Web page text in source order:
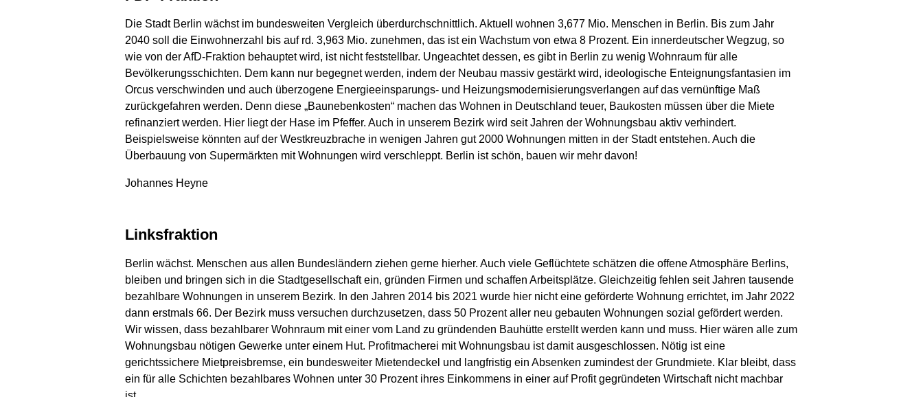
Die Stadt Berlin wächst im bundesweiten Vergleich überdurchschnittlich. Aktuell wohnen 3,677 Mio. Menschen in Berlin. Bis zum Jahr
2040 soll die Einwohnerzahl bis auf rd. 3,963 Mio. zunehmen, das ist ein Wachstum von etwa 8 Prozent. Ein innerdeutscher Wegzug, so
wie von der AfD-Fraktion behauptet wird, ist nicht feststellbar. Ungeachtet dessen, es gibt in Berlin zu wenig Wohnraum für alle
Bevölkerungsschichten. Dem kann nur begegnet werden, indem der Neubau massiv gestärkt wird, ideologische Enteignungsfantasien im
Orcus verschwinden und auch überzogene Energieeinsparungs- und Heizungsmodernisierungsverlangen auf das vernünftige Maß
zurückgefahren werden. Denn diese „Baunebenkosten“ machen das Wohnen in Deutschland teuer, Baukosten müssen über die Miete
refinanziert werden. Hier liegt der Hase im Pfeffer. Auch in unserem Bezirk wird seit Jahren der Wohnungsbau aktiv verhindert.
Beispielsweise könnten auf der Westkreuzbrache in wenigen Jahren gut 2000 Wohnungen mitten in der Stadt entstehen. Auch die
Überbauung von Supermärkten mit Wohnungen wird verschleppt. Berlin ist schön, bauen wir mehr davon!
Johannes Heyne
Linksfraktion
Berlin wächst. Menschen aus allen Bundesländern ziehen gerne hierher. Auch viele Geflüchtete schätzen die offene Atmosphäre Berlins,
bleiben und bringen sich in die Stadtgesellschaft ein, gründen Firmen und schaffen Arbeitsplätze. Gleichzeitig fehlen seit Jahren tausende
bezahlbare Wohnungen in unserem Bezirk. In den Jahren 2014 bis 2021 wurde hier nicht eine geförderte Wohnung errichtet, im Jahr 2022
dann erstmals 66. Der Bezirk muss versuchen durchzusetzen, dass 50 Prozent aller neu gebauten Wohnungen sozial gefördert werden.
Wir wissen, dass bezahlbarer Wohnraum mit einer vom Land zu gründenden Bauhütte erstellt werden kann und muss. Hier wären alle zum
Wohnungsbau nötigen Gewerke unter einem Hut. Profitmacherei mit Wohnungsbau ist damit ausgeschlossen. Nötig ist eine
gerichtssichere Mietpreisbremse, ein bundesweiter Mietendeckel und langfristig ein Absenken zumindest der Grundmiete. Klar bleibt, dass
ein für alle Schichten bezahlbares Wohnen unter 30 Prozent ihres Einkommens in einer auf Profit gegründeten Wirtschaft nicht machbar